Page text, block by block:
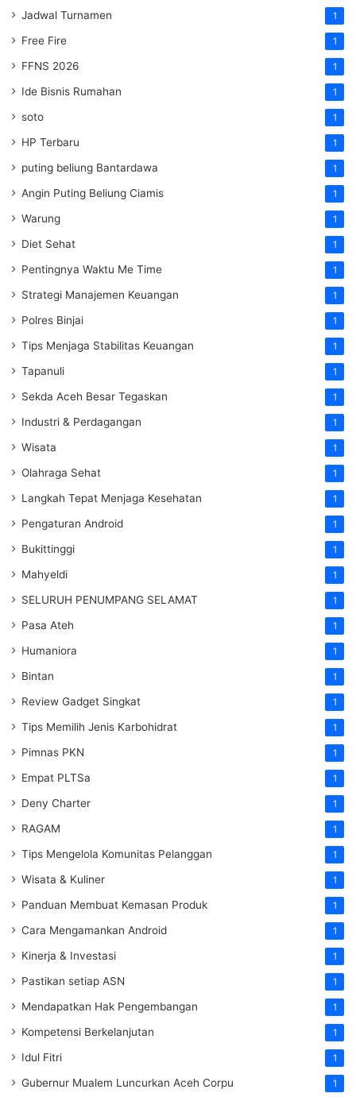
Jadwal Turnamen 1
Free Fire 1
FFNS 2026 1
Ide Bisnis Rumahan 1
soto 1
HP Terbaru 1
puting beliung Bantardawa 1
Angin Puting Beliung Ciamis 1
Warung 1
Diet Sehat 1
Pentingnya Waktu Me Time 1
Strategi Manajemen Keuangan 1
Polres Binjai 1
Tips Menjaga Stabilitas Keuangan 1
Tapanuli 1
Sekda Aceh Besar Tegaskan 1
Industri & Perdagangan 1
Wisata 1
Olahraga Sehat 1
Langkah Tepat Menjaga Kesehatan 1
Pengaturan Android 1
Bukittinggi 1
Mahyeldi 1
SELURUH PENUMPANG SELAMAT 1
Pasa Ateh 1
Humaniora 1
Bintan 1
Review Gadget Singkat 1
Tips Memilih Jenis Karbohidrat 1
Pimnas PKN 1
Empat PLTSa 1
Deny Charter 1
RAGAM 1
Tips Mengelola Komunitas Pelanggan 1
Wisata & Kuliner 1
Panduan Membuat Kemasan Produk 1
Cara Mengamankan Android 1
Kinerja & Investasi 1
Pastikan setiap ASN 1
Mendapatkan Hak Pengembangan 1
Kompetensi Berkelanjutan 1
Idul Fitri 1
Gubernur Mualem Luncurkan Aceh Corpu 1